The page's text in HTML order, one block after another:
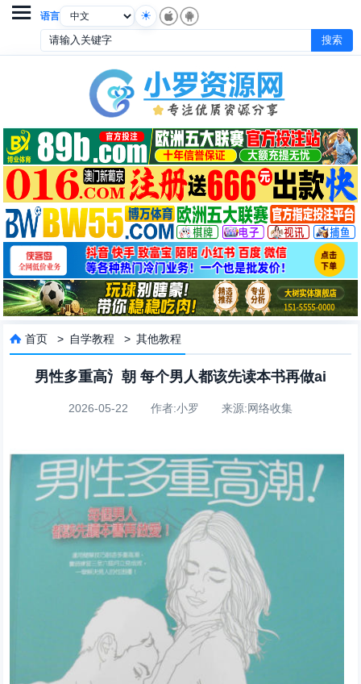
语言

 首页 > 自学教程 >其他教程
男性多重高氵朝 每个男人都该先读本书再做ai
2026-05-22 作者:小罗 来源:网络收集